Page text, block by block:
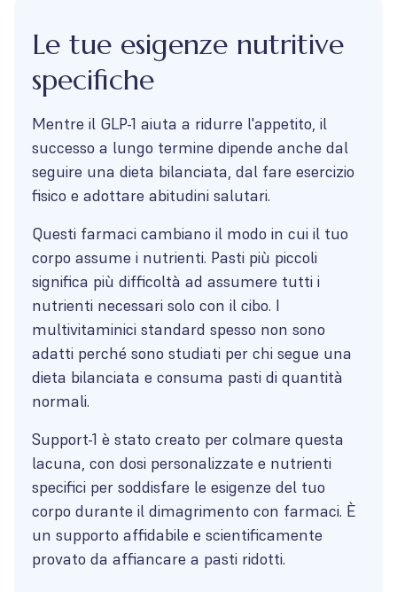
Le tue esigenze nutritive
specifiche
Mentre il GLP-1 aiuta a ridurre l'appetito, il
successo a lungo termine dipende anche dal
seguire una dieta bilanciata, dal fare esercizio
fisico e adottare abitudini salutari.
Questi farmaci cambiano il modo in cui il tuo
corpo assume i nutrienti. Pasti più piccoli
significa più difficoltà ad assumere tutti i
nutrienti necessari solo con il cibo. I
multivitaminici standard spesso non sono
adatti perché sono studiati per chi segue una
dieta bilanciata e consuma pasti di quantità
normali.
Support-1 è stato creato per colmare questa
lacuna, con dosi personalizzate e nutrienti
specifici per soddisfare le esigenze del tuo
corpo durante il dimagrimento con farmaci. È
un supporto affidabile e scientificamente
provato da affiancare a pasti ridotti.